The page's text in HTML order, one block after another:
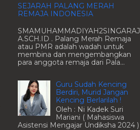
SEJARAH PALANG MERAH
REMAJA INDONESIA
SMAMUHAMMADIYAH2SINGARAJ
A.SCH.ID . Palang Merah Remaja
atau PMR adalah wadah untuk
membina dan mengembangkan
para anggota remaja dari Pala...
Guru Sudah Kencing
Berdiri, Murid Jangan
Kencing Berlarilah !
Oleh : Ni Kadek Suri
Mariani ( Mahasiswa
Asistensi Mengajar Undiksha 2024 )